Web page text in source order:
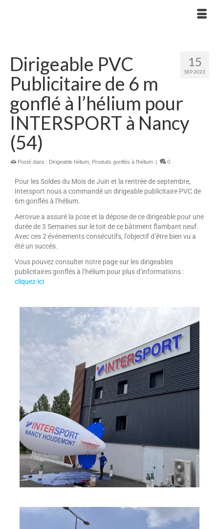
15
SEP 2023
Dirigeable PVC
Publicitaire de 6 m
gonflé à l’hélium pour
INTERSPORT à Nancy
(54)
Posté dans : Dirigeable hélium Produits gonflés à l'hélium | 0
Pour les Soldes du Mois de Juin et la rentrée de septembre,
Intersport nous a commandé un dirigeable publicitaire PVC de
6m gonflés à l’hélium.
Aerovue a assuré la pose et la dépose de ce dirigeable pour une
durée de 3 Semaines sur le toit de ce bâtiment flambant neuf.
Avec ces 2 événements consécutifs, l’objectif d’être bien vu a
été un succès.
Vous pouvez consulter notre page sur les dirigeables
publicitaires gonflés à l’hélium pour plus d’informations :
cliquez-ici